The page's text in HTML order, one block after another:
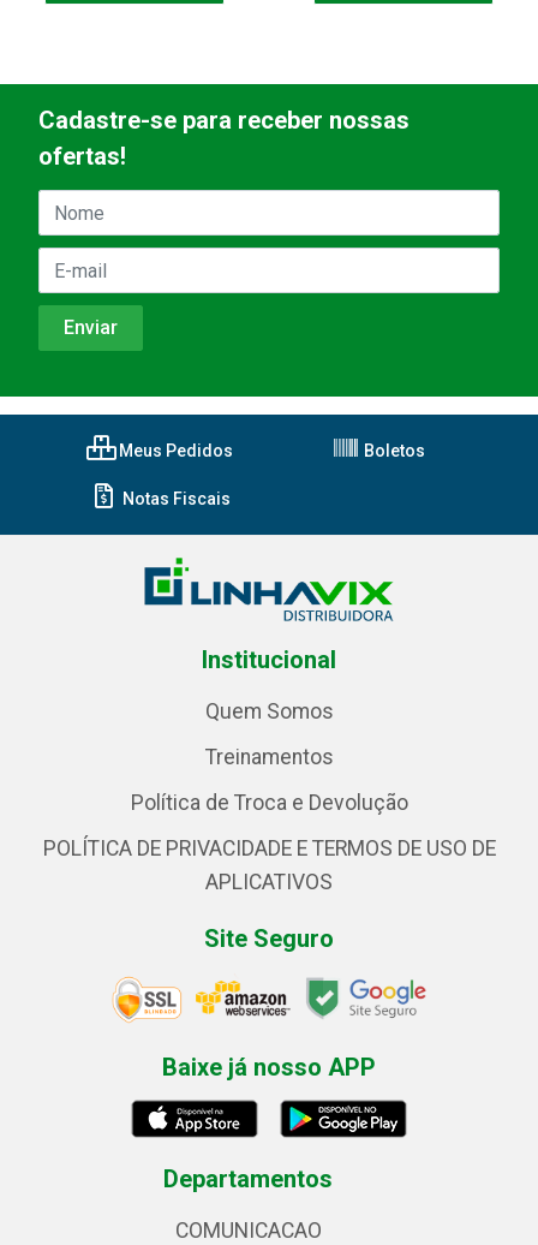
Cadastre-se para receber nossas
ofertas!
Meus Pedidos Boletos
Notas Fiscais
Institucional
Quem Somos
Treinamentos
Política de Troca e Devolução
POLÍTICA DE PRIVACIDADE E TERMOS DE USO DE
APLICATIVOS
Site Seguro
Baixe já nosso APP
Departamentos
COMUNICACAO